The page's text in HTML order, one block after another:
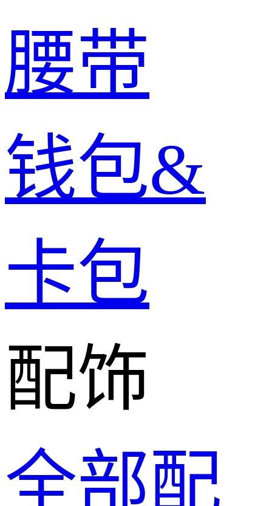
腰带
钱包&
卡包
配饰
全部配